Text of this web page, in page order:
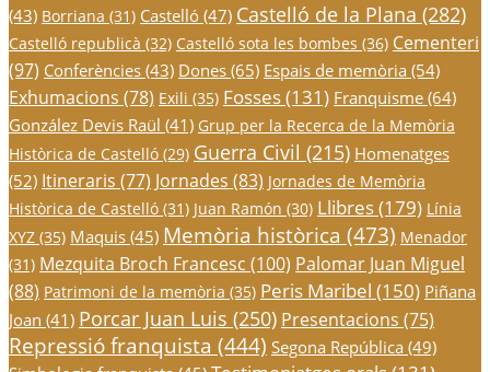
(43) Borriana (31) Castelló (47) Castelló de la Plana (282)
Castelló republicà (32) Castelló sota les bombes (36) Cementeri
(97) Conferències (43) Dones(65) Espais de memòria (54)
Exhumacions (78) Exili (35) Fosses(131) Franquisme(64)
González Devis Raül (41) Grup per la Recerca de la Memòria
Històrica de Castelló (29) Guerra Civil (215) Homenatges
(52) Itineraris (77) Jornades (83) Jornades de Memòria
Històrica de Castelló (31) Juan Ramón (30) Llibres(179) Línia
XYZ (35) Maquis (45) Memòria històrica (473) Menador
(31) Mezquita Broch Francesc (100) Palomar Juan Miguel
(88) Patrimoni de la memòria (35) Peris Maribel (150) Piñana
Joan (41) Porcar Juan Luis (250) Presentacions (75)
Repressió franquista (444) Segona República (49)